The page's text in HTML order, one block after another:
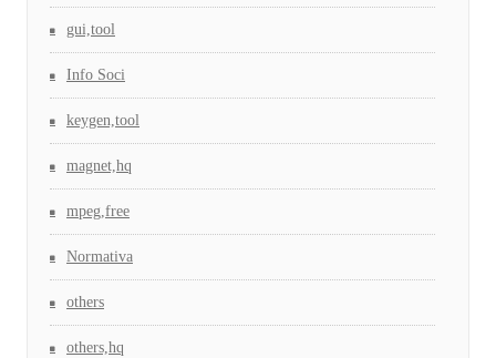
gui,tool
Info Soci
keygen,tool
magnet,hq
mpeg,free
Normativa
others
others,hq